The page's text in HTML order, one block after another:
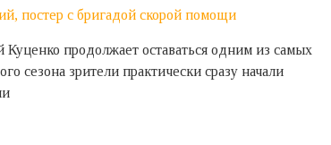
продолжает оставаться одним из самых
сезона зрители практически сразу начали